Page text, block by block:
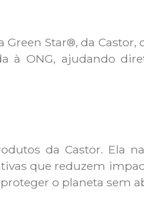
Star®, da Castor,
à ONG, ajudando
da Castor. Ela
que reduzem
o planeta sem